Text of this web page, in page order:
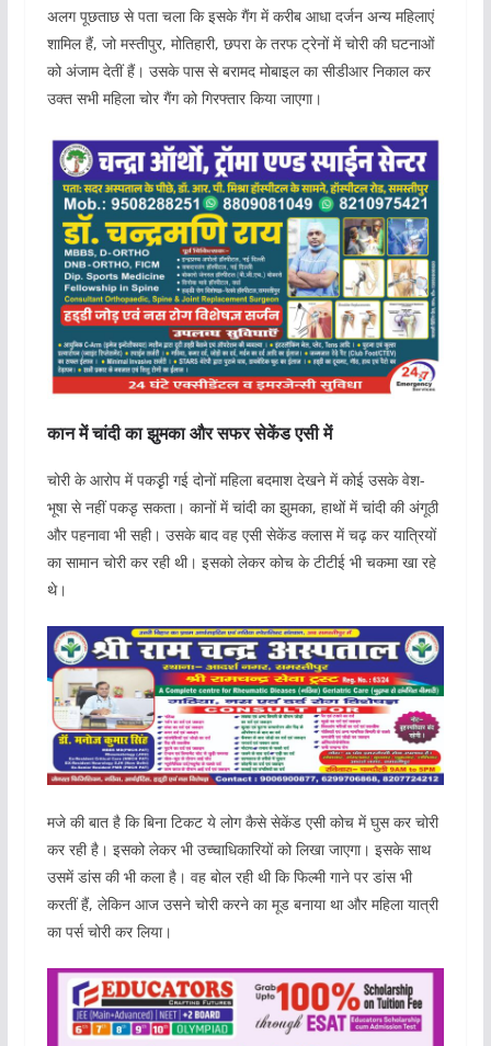
अलग पूछताछ से पता चला कि इसके गैंग में करीब आधा दर्जन अन्य महिलाएं
शामिल हैं, जो मस्तीपुर, मोतिहारी, छपरा के तरफ ट्रेनों में चोरी की घटनाओं
को अंजाम देतीं हैं। उसके पास से बरामद मोबाइल का सीडीआर निकाल कर
उक्त सभी महिला चोर गैंग को गिरफ्तार किया जाएगा।
कान में चांदी का झुमका और सफर सेकेंड एसी में
चोरी के आरोप में पकडृ़ी गई दोनों महिला बदमाश देखने में कोई उसके वेश-
भूषा से नहीं पकडृ सकता। कानों में चांदी का झुमका, हाथों में चांदी की अंगूठी
और पहनावा भी सही। उसके बाद वह एसी सेकेंड क्लास में चढ़ कर यात्रियों
का सामान चोरी कर रही थी। इसको लेकर कोच के टीटीई भी चकमा खा रहे
थे।
मजे की बात है कि बिना टिकट ये लोग कैसे सेकेंड एसी कोच में घुस कर चोरी
कर रही है। इसको लेकर भी उच्चाधिकारियों को लिखा जाएगा। इसके साथ
उसमें डांस की भी कला है। वह बोल रही थी कि फिल्मी गाने पर डांस भी
करतीं हैं, लेकिन आज उसने चोरी करने का मूड बनाया था और महिला यात्री
का पर्स चोरी कर लिया।